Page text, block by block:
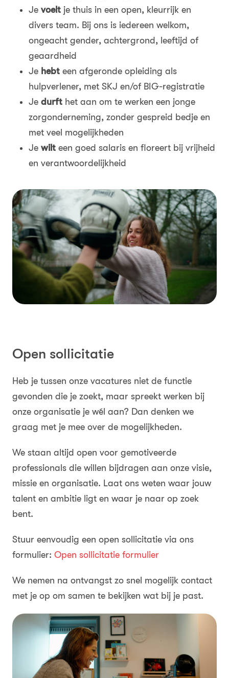
Je voelt je thuis in een open, kleurrijk en
divers team. Bij ons is iedereen welkom,
ongeacht gender, achtergrond, leeftijd of
geaardheid
Je hebt een afgeronde opleiding als
hulpverlener, met SKJ en/of BIG-registratie
Je durft het aan om te werken een jonge
zorgonderneming, zonder gespreid bedje en
met veel mogelijkheden
Je wilt een goed salaris en floreert bij vrijheid
en verantwoordelijkheid
Open sollicitatie
Heb je tussen onze vacatures niet de functie
gevonden die je zoekt, maar spreekt werken bij
onze organisatie je wél aan? Dan denken we
graag met je mee over de mogelijkheden.
We staan altijd open voor gemotiveerde
professionals die willen bijdragen aan onze visie,
missie en organisatie. Laat ons weten waar jouw
talent en ambitie ligt en waar je naar op zoek
bent.
Stuur eenvoudig een open sollicitatie via ons
formulier: Open sollicitatie formulier
We nemen na ontvangst zo snel mogelijk contact
met je op om samen te bekijken wat bij je past.